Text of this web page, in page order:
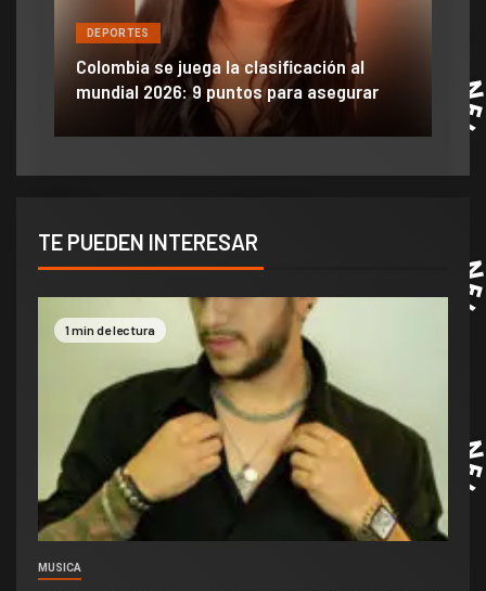
DEPORTES
Colombia se juega la clasificación al
mundial 2026: 9 puntos para asegurar
TE PUEDEN INTERESAR
1 min de lectura
MUSICA